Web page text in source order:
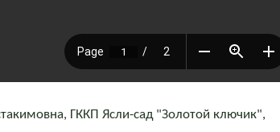
ГККП Ясли-сад "Золотой ключик",